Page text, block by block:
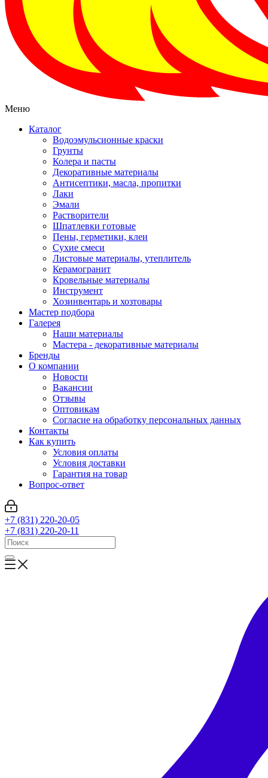
Меню
Каталог
Водоэмульсионные краски
Грунты
Колера и пасты
Декоративные материалы
Антисептики, масла, пропитки
Лаки
Эмали
Растворители
Шпатлевки готовые
Пены, герметики, клеи
Сухие смеси
Листовые материалы, утеплитель
Керамогранит
Кровельные материалы
Инструмент
Хозинвентарь и хозтовары
Мастер подбора
Галерея
Наши материалы
Мастера - декоративные материалы
Бренды
О компании
Новости
Вакансии
Отзывы
Оптовикам
Cогласие на обработку персональных данных
Контакты
Как купить
Условия оплаты
Условия доставки
Гарантия на товар
Вопрос-ответ
+7 (831) 220-20-05
+7 (831) 220-20-11